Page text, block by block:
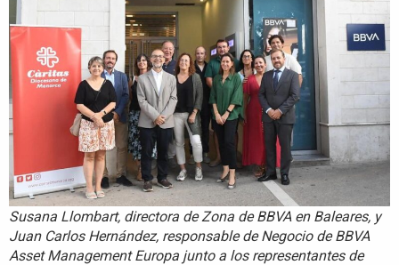
Susana Llombart, directora de Zona de BBVA en Baleares, y
Juan Carlos Hernández, responsable de Negocio de BBVA
Asset Management Europa junto a los representantes de